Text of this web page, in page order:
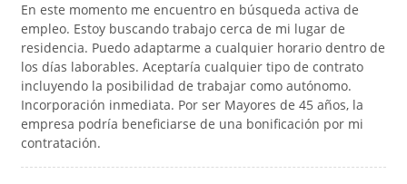
En este momento me encuentro en búsqueda activa de
empleo. Estoy buscando trabajo cerca de mi lugar de
residencia. Puedo adaptarme a cualquier horario dentro de
los días laborables. Aceptaría cualquier tipo de contrato
incluyendo la posibilidad de trabajar como autónomo.
Incorporación inmediata. Por ser Mayores de 45 años, la
empresa podría beneficiarse de una bonificación por mi
contratación.